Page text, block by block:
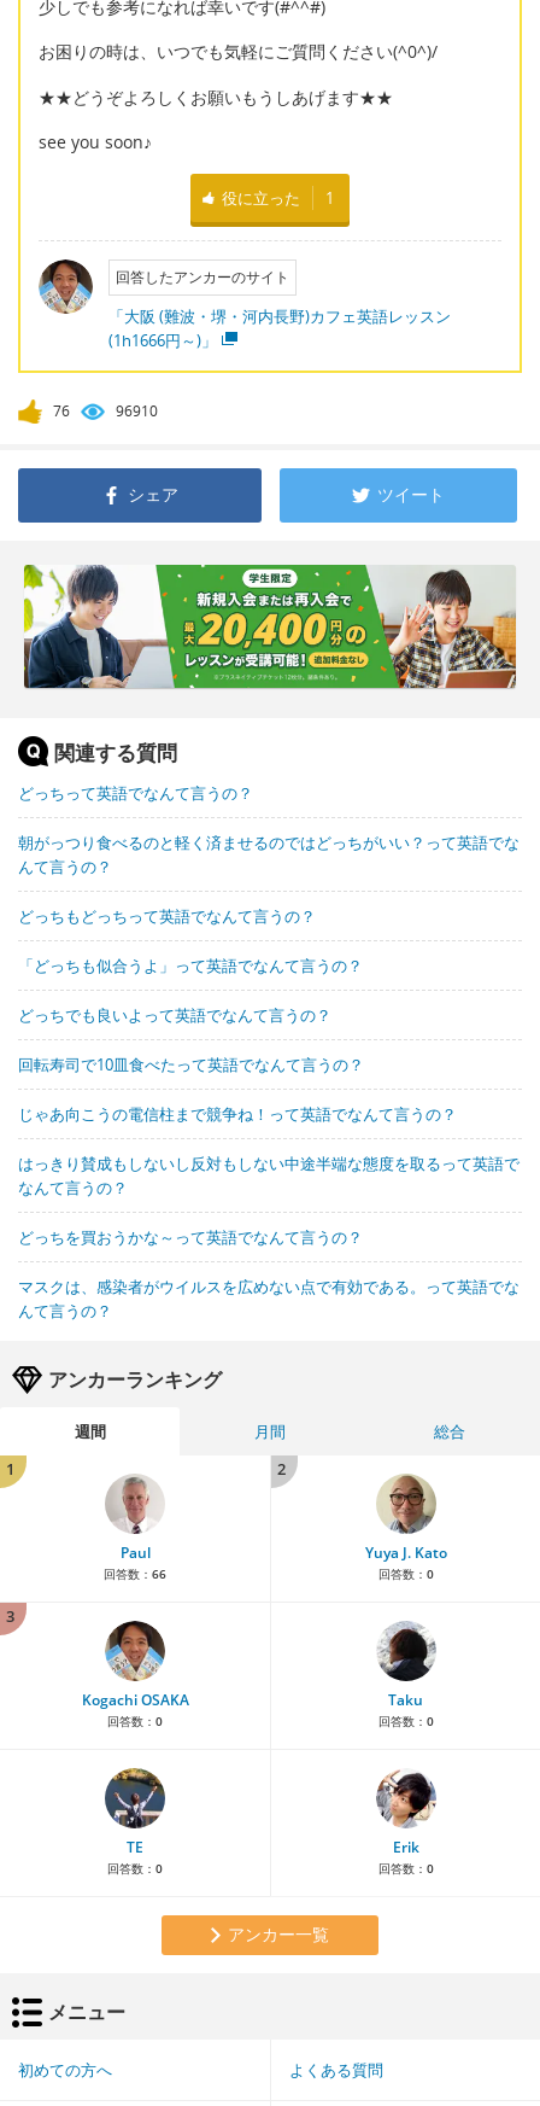
少しでも参考になれば幸いです(#^^#)
お困りの時は、いつでも気軽にご質問ください(^0^)/
★★どうぞよろしくお願いもうしあげます★★
see you soon♪
役に立った 1
回答したアンカーのサイト
「大阪 (難波・堺・河内長野)カフェ英語レッスン
(1h1666円～)」
76 96910
シェア ツイート
関連する質問
どっちって英語でなんて言うの？
朝がっつり食べるのと軽く済ませるのではどっちがいい？って英語でな
んて言うの？
どっちもどっちって英語でなんて言うの？
「どっちも似合うよ」って英語でなんて言うの？
どっちでも良いよって英語でなんて言うの？
回転寿司で10皿食べたって英語でなんて言うの？
じゃあ向こうの電信柱まで競争ね！って英語でなんて言うの？
はっきり賛成もしないし反対もしない中途半端な態度を取るって英語で
なんて言うの？
どっちを買おうかな～って英語でなんて言うの？
マスクは、感染者がウイルスを広めない点で有効である。って英語でな
んて言うの？
アンカーランキング
週間 月間
総合
1
Paul
回答数： 66
2
Yuya J. Kato
回答数： 0
3
Kogachi OSAKA
回答数： 0
Taku
回答数： 0
TE
回答数： 0
Erik
回答数： 0
アンカー一覧
メニュー
初めての方へ よくある質問